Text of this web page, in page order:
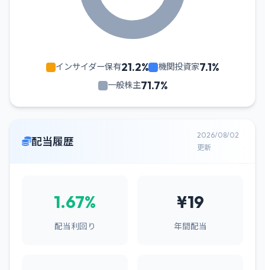
インサイダー保有21.2% 機関投資家7.1%
一般株主71.7%
配当履歴
2026/08/02
更新
1.67%
配当利回り
¥19
年間配当